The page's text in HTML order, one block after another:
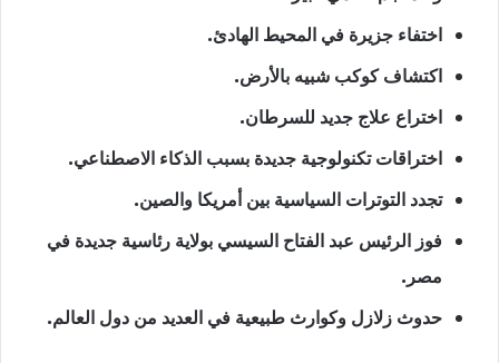
اختفاء جزيرة في المحيط الهادئ.
اكتشاف كوكب شبيه بالأرض.
اختراع علاج جديد للسرطان.
اختراقات تكنولوجية جديدة بسبب الذكاء الاصطناعي.
تجدد التوترات السياسية بين أمريكا والصين.
فوز الرئيس عبد الفتاح السيسي بولاية رئاسية جديدة في
مصر.
حدوث زلازل وكوارث طبيعية في العديد من دول العالم.